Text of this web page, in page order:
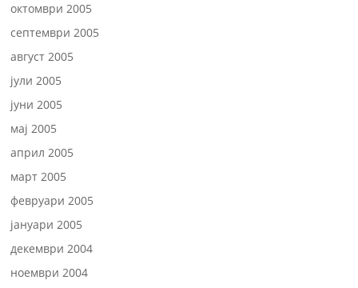
октомври 2005
септември 2005
август 2005
јули 2005
јуни 2005
мај 2005
април 2005
март 2005
февруари 2005
јануари 2005
декември 2004
ноември 2004